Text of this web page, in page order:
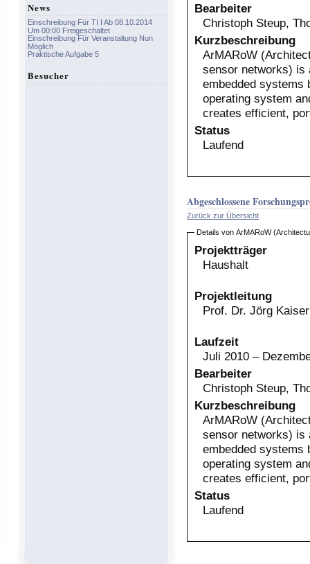
Bearbeiter
Christoph Steup,
Kurzbeschreibung
ArMARoW
sensor networks) is
embedded systems
operating system
creates efficient,
Status
Laufend
Abgeschlossene
Zurück zur Übersicht
Details von ArMARoW
Projektträger
Haushalt
Projektleitung
Prof. Dr. Jörg Kaiser
Laufzeit
Juli 2010 –
Bearbeiter
Christoph Steup,
Kurzbeschreibung
ArMARoW
sensor networks) is
embedded systems
operating system
creates efficient,
Status
Laufend
News
Einschreibung Für TI I Ab 08.10.2014
Um 00:00 Freigeschaltet
Einschreibung Für Veranstaltung Nun
Möglich
Praktische Aufgabe 5
Besucher